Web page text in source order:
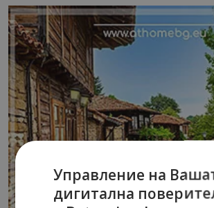
Управление на
дигитална